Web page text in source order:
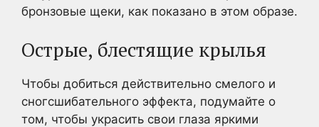
бронзовые щеки, как показано в этом образе.
Острые, блестящие крылья
Чтобы добиться действительно смелого и
сногсшибательного эффекта, подумайте о
том, чтобы украсить свои глаза яркими